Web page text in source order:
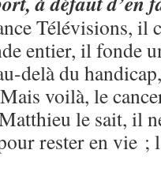
Télévisions, il
entier, il fonde
delà du
voilà, le
le sait, il
rester en vie ;